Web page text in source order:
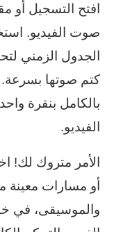
افتح التسجيل أو
صوت الفيديو.
الجدول الزمني
كتم صوتها بسرعة.
بالكامل بنقرة
الفيديو.
الأمر متروك لك!
أو مسارات معينة
والموسيقى، في